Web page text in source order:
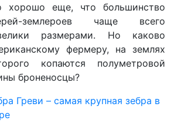
хорошо еще, что большинство
землероев чаще всего
размерами. Но каково
фермеру, на землях
копаются полуметровой
броненосцы?
Греви – самая крупная зебра в